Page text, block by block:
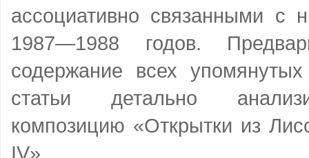
ассоциативно связанными с
1987—1988 годов.
содержание всех
статьи детально
композицию «Открытки из
IV».